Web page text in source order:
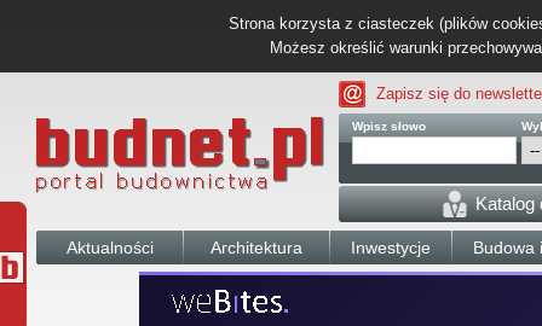
Strona korzysta z ciasteczek (plików
Możesz określić warunki
Zapisz się do
Wpisz słowo
Katalog
Aktualności Architektura Inwestycje Budowa